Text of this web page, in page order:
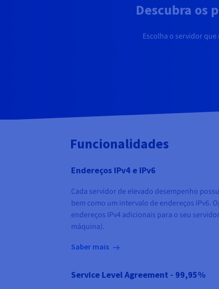
Descubra os
Escolha o servidor
Funcionalidades
Endereços IPv4 e IPv6
Cada servidor de elevado desempenho
bem como um intervalo de endereços IPv6.
endereços IPv4 adicionais para o seu
máquina).
Saber mais
Service Level Agreement - 99,95%